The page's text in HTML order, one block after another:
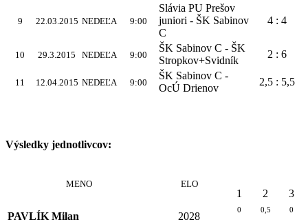
9 22.03.2015 NEDEĽA 9:00
Slávia PU Prešov
juniori - ŠK Sabinov
C
4 : 4
10 29.3.2015 NEDEĽA 9:00
ŠK Sabinov C - ŠK
Stropkov+Svidník
2 : 6
11 12.04.2015 NEDEĽA 9:00
ŠK Sabinov C -
OcÚ Drienov
2,5 : 5,5
Výsledky jednotlivcov:
MENO ELO
1 2
3
PAVLÍK Milan
2028
0 0,5
0